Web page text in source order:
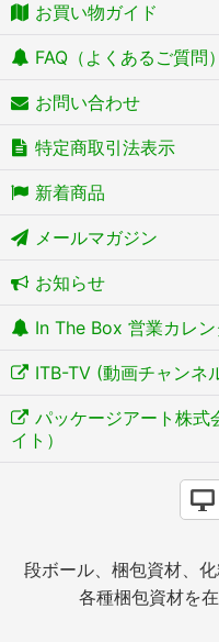
お買い物ガイド
FAQ（よくあるご質問）
お問い合わせ
特定商取引法表示
新着商品
メールマガジン
お知らせ
In The Box 営業カレン
ITB-TV (動画チャンネ
パッケージアート株式
イト）
段ボール、梱包資材、
各種梱包資材を